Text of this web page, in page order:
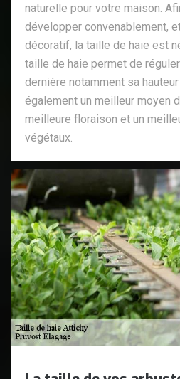
naturelle pour votre maison.
développer convenablement,
décoratif, la taille de haie est
taille de haie permet de
dernière notamment sa
également un meilleur moyen
meilleure floraison et un
végétaux.